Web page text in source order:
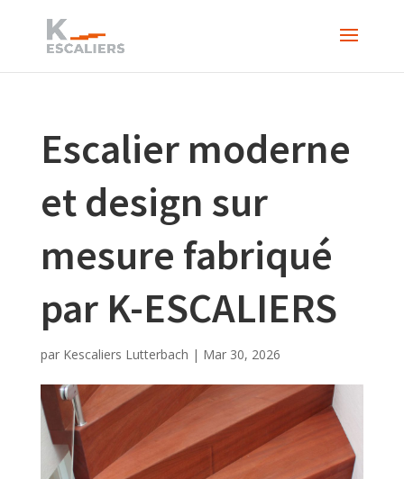
Escalier moderne
et design sur
mesure fabriqué
par K-ESCALIERS
par Kescaliers Lutterbach | Mar 30, 2026